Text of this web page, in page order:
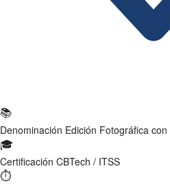
📚
Denominación Edición Fotográfica
🎓
Certificación CBTech / ITSS
⏱